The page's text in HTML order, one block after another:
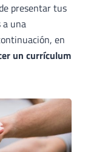
presentar tus
a una
en
un currículum